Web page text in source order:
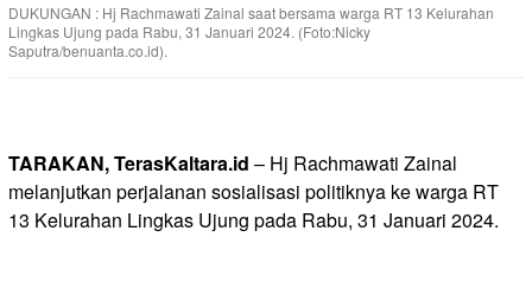
DUKUNGAN : Hj Rachmawati Zainal saat bersama warga RT 13 Kelurahan
Lingkas Ujung pada Rabu, 31 Januari 2024. (Foto:Nicky
Saputra/benuanta.co.id).
TARAKAN, TerasKaltara.id – Hj Rachmawati Zainal
melanjutkan perjalanan sosialisasi politiknya ke warga RT
13 Kelurahan Lingkas Ujung pada Rabu, 31 Januari 2024.